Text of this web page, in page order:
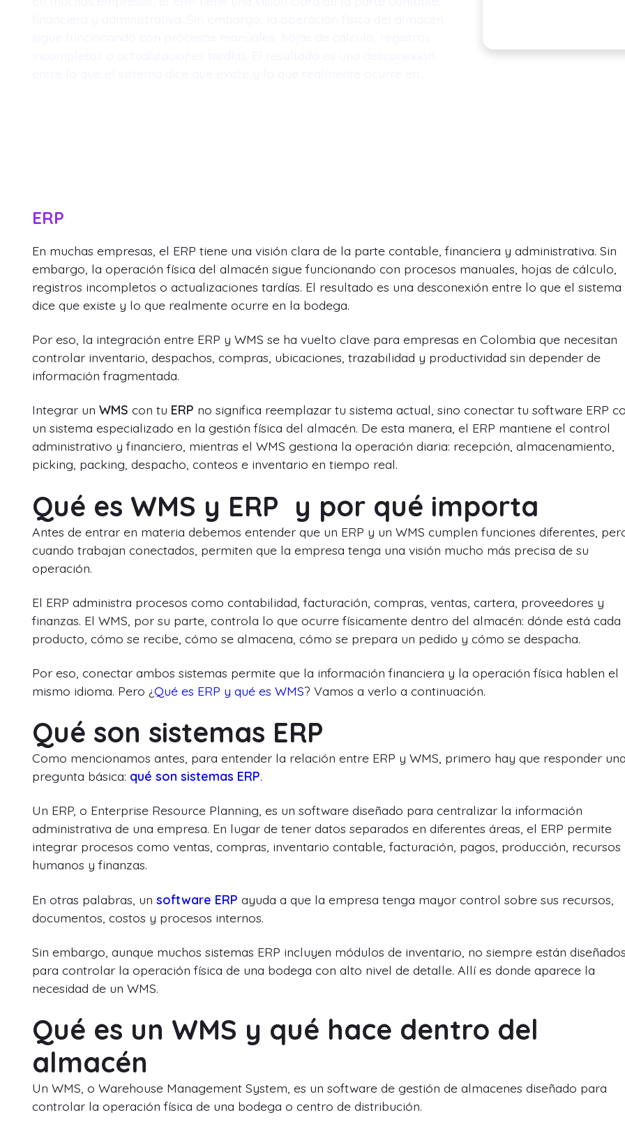
ERP
En muchas empresas, el ERP tiene una visión clara de la parte contable, financiera y administrativa. Sin
embargo, la operación física del almacén sigue funcionando con procesos manuales, hojas de cálculo,
registros incompletos o actualizaciones tardías. El resultado es una desconexión entre lo que el sistema
dice que existe y lo que realmente ocurre en la bodega.
Por eso, la integración entre ERP y WMS se ha vuelto clave para empresas en Colombia que necesitan
controlar inventario, despachos, compras, ubicaciones, trazabilidad y productividad sin depender de
información fragmentada.
Integrar un WMS con tu ERP no significa reemplazar tu sistema actual, sino conectar tu software ERP
un sistema especializado en la gestión física del almacén. De esta manera, el ERP mantiene el control
administrativo y financiero, mientras el WMS gestiona la operación diaria: recepción, almacenamiento,
picking, packing, despacho, conteos e inventario en tiempo real.
Qué es WMS y ERP y por qué importa
Antes de entrar en materia debemos entender que un ERP y un WMS cumplen funciones diferentes,
cuando trabajan conectados, permiten que la empresa tenga una visión mucho más precisa de su
operación.
El ERP administra procesos como contabilidad, facturación, compras, ventas, cartera, proveedores y
finanzas. El WMS, por su parte, controla lo que ocurre físicamente dentro del almacén: dónde está cada
producto, cómo se recibe, cómo se almacena, cómo se prepara un pedido y cómo se despacha.
Por eso, conectar ambos sistemas permite que la información financiera y la operación física hablen el
mismo idioma. Pero ¿Qué es ERP y qué es WMS? Vamos a verlo a continuación.
Qué son sistemas ERP
Como mencionamos antes, para entender la relación entre ERP y WMS, primero hay que responder
pregunta básica: qué son sistemas ERP.
Un ERP, o Enterprise Resource Planning, es un software diseñado para centralizar la información
administrativa de una empresa. En lugar de tener datos separados en diferentes áreas, el ERP permite
integrar procesos como ventas, compras, inventario contable, facturación, pagos, producción, recursos
humanos y finanzas.
En otras palabras, un software ERP ayuda a que la empresa tenga mayor control sobre sus recursos,
documentos, costos y procesos internos.
Sin embargo, aunque muchos sistemas ERP incluyen módulos de inventario, no siempre están
para controlar la operación física de una bodega con alto nivel de detalle. Allí es donde aparece la
necesidad de un WMS.
Qué es un WMS y qué hace dentro del
almacén
Un WMS, o Warehouse Management System, es un software de gestión de almacenes diseñado para
controlar la operación física de una bodega o centro de distribución.